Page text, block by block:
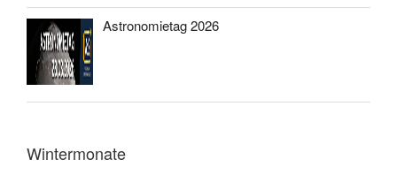
Astronomietag 2026
Wintermonate